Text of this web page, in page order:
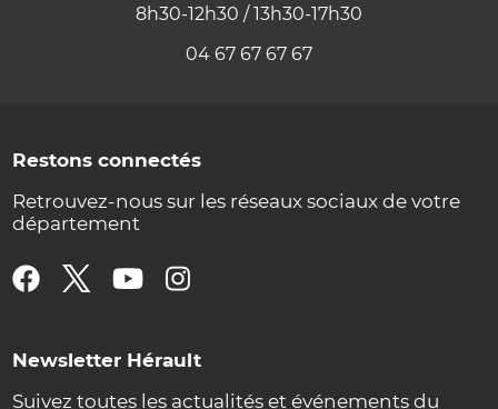
8h30-12h30 / 13h30-17h30
04 67 67 67 67
Restons connectés
Retrouvez-nous sur les réseaux sociaux de votre
département
Newsletter Hérault
Suivez toutes les actualités et événements du